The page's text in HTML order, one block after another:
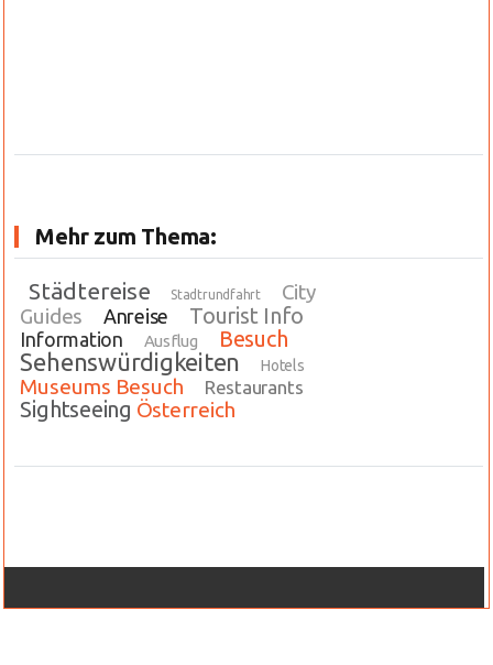
Mehr zum Thema:
Städtereise Stadtrundfahrt
City
Guides
Anreise Tourist Info
Information Ausflug Besuch
Sehenswürdigkeiten Hotels
Museums Besuch Restaurants
Sightseeing Österreich